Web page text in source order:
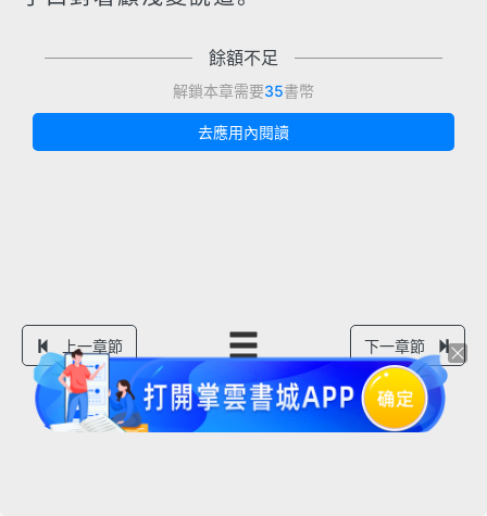
餘額不足
解鎖本章需要35書幣
去應用內閱讀
上一章節 下一章節